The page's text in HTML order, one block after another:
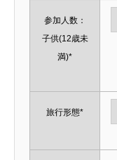
参加人数：
子供(12歳未
満)*
旅行形態*